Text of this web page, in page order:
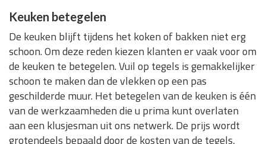
Keuken betegelen
De keuken blijft tijdens het koken of bakken niet erg
schoon. Om deze reden kiezen klanten er vaak voor om
de keuken te betegelen. Vuil op tegels is gemakkelijker
schoon te maken dan de vlekken op een pas
geschilderde muur. Het betegelen van de keuken is één
van de werkzaamheden die u prima kunt overlaten
aan een klusjesman uit ons netwerk. De prijs wordt
grotendeels bepaald door de kosten van de tegels,